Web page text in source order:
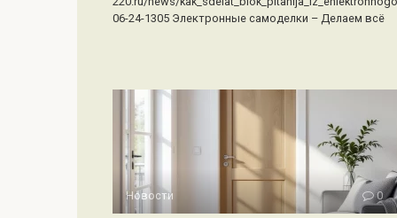
06-24-1305 Электронные самоделки – Делаем всё
Новости 0